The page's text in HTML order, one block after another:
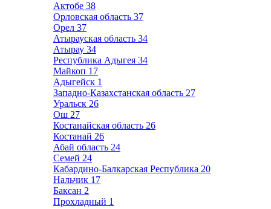
Актобе 38
Орловская область 37
Орел 37
Атырауская область 34
Атырау 34
Республика Адыгея 34
Майкоп 17
Адыгейск 1
Западно-Казахстанская область 27
Уральск 26
Ош 27
Костанайская область 26
Костанай 26
Абай область 24
Семей 24
Кабардино-Балкарская Республика 20
Нальчик 17
Баксан 2
Прохладный 1